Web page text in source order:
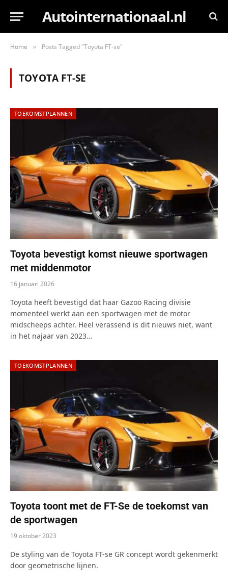
Autointernationaal.nl
Home » Posts Tagged "Toyota FT-se"
TOYOTA FT-SE
TOEKOMSTPLANNEN
Toyota bevestigt komst nieuwe sportwagen
met middenmotor
16 januari 2026
Toyota heeft bevestigd dat haar Gazoo Racing divisie
momenteel werkt aan een sportwagen met de motor
midscheeps achter. Heel verassend is dit nieuws niet, want
in het najaar van 2023…
TOEKOMSTPLANNEN
Toyota toont met de FT-Se de toekomst van
de sportwagen
19 oktober 2023
De styling van de Toyota FT-se GR concept wordt gekenmerkt
door geometrische lijnen.